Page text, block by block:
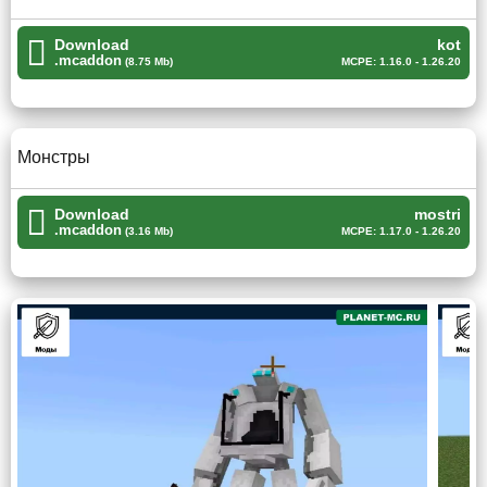
Пред встречей с монстром нужно уж точно быть
готовым, подобрать самое лучшее снаряжение и
оружие. Отличительная черта моба, которого добавит
мод на сиреноголового, что он
Майнкрафт ПЕ даже днём.
Кот
новинок в мир Minecraft PE. Теперь будет доступен не
только живой фонарь, но и мультяшный кот.
Фонарь, по сравнению с этим воплощением зла,
покажется просто домашним питомцем, неспособным
чрезвычайно опасным и
существом. Он будет убивать всех, кто ему
Download
.mcaddon(8.75 Mb)
kot
MCPE: 1.16.0 - 1.26.20
Монстры
Download
.mcaddon(3.16 Mb)
mostri
MCPE: 1.17.0 - 1.26.20